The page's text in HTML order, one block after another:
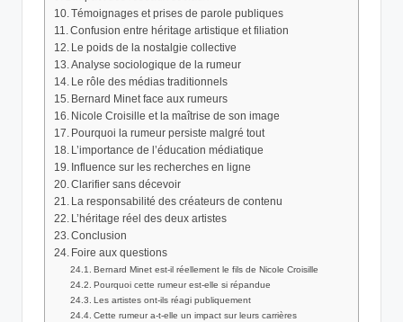
Témoignages et prises de parole publiques
Confusion entre héritage artistique et filiation
Le poids de la nostalgie collective
Analyse sociologique de la rumeur
Le rôle des médias traditionnels
Bernard Minet face aux rumeurs
Nicole Croisille et la maîtrise de son image
Pourquoi la rumeur persiste malgré tout
L’importance de l’éducation médiatique
Influence sur les recherches en ligne
Clarifier sans décevoir
La responsabilité des créateurs de contenu
L’héritage réel des deux artistes
Conclusion
Foire aux questions
Bernard Minet est-il réellement le fils de Nicole Croisille
Pourquoi cette rumeur est-elle si répandue
Les artistes ont-ils réagi publiquement
Cette rumeur a-t-elle un impact sur leurs carrières